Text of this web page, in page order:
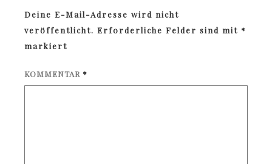
Deine E-Mail-Adresse wird nicht
veröffentlicht. Erforderliche Felder sind mit *
markiert
KOMMENTAR *